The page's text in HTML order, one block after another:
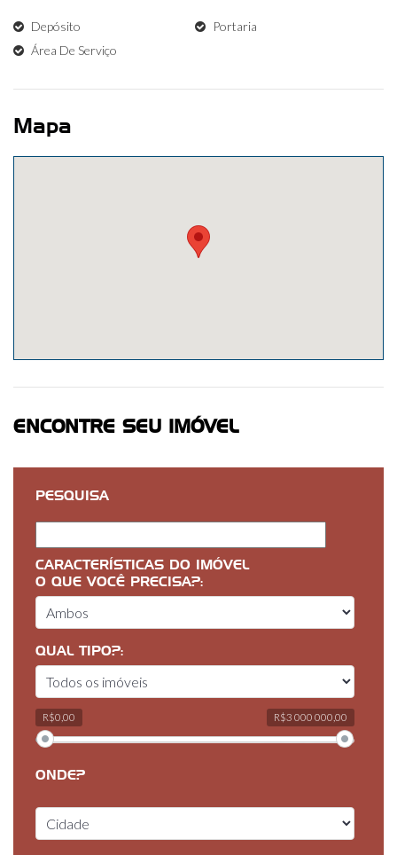
Depósito
Portaria
Área De Serviço
Mapa
ENCONTRE SEU IMÓVEL
PESQUISA
CARACTERÍSTICAS DO IMÓVEL
O QUE VOCÊ PRECISA?:
QUAL TIPO?:
R$0,00 R$3 000 000,00
ONDE?